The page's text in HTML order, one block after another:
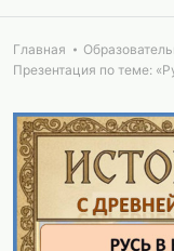
Главная
Презентация по теме: